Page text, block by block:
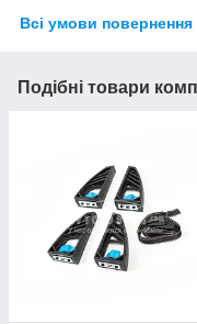
Всі умови повернення
Подібні товари